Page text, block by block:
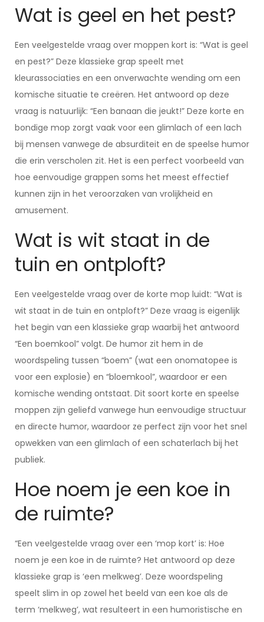
Wat is geel en het pest?
Een veelgestelde vraag over moppen kort is: “Wat is geel
en pest?” Deze klassieke grap speelt met
kleurassociaties en een onverwachte wending om een
komische situatie te creëren. Het antwoord op deze
vraag is natuurlijk: “Een banaan die jeukt!” Deze korte en
bondige mop zorgt vaak voor een glimlach of een lach
bij mensen vanwege de absurditeit en de speelse humor
die erin verscholen zit. Het is een perfect voorbeeld van
hoe eenvoudige grappen soms het meest effectief
kunnen zijn in het veroorzaken van vrolijkheid en
amusement.
Wat is wit staat in de
tuin en ontploft?
Een veelgestelde vraag over de korte mop luidt: “Wat is
wit staat in de tuin en ontploft?” Deze vraag is eigenlijk
het begin van een klassieke grap waarbij het antwoord
“Een boemkool” volgt. De humor zit hem in de
woordspeling tussen “boem” (wat een onomatopee is
voor een explosie) en “bloemkool”, waardoor er een
komische wending ontstaat. Dit soort korte en speelse
moppen zijn geliefd vanwege hun eenvoudige structuur
en directe humor, waardoor ze perfect zijn voor het snel
opwekken van een glimlach of een schaterlach bij het
publiek.
Hoe noem je een koe in
de ruimte?
“Een veelgestelde vraag over een ‘mop kort’ is: Hoe
noem je een koe in de ruimte? Het antwoord op deze
klassieke grap is ‘een melkweg’. Deze woordspeling
speelt slim in op zowel het beeld van een koe als de
term ‘melkweg’, wat resulteert in een humoristische en